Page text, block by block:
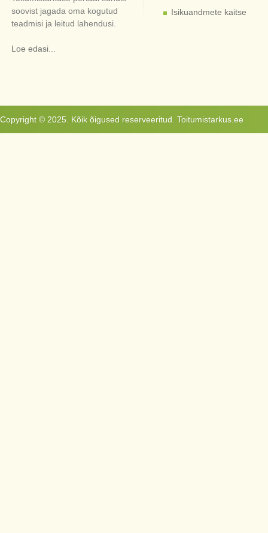
soovist jagada oma kogutud
teadmisi ja leitud lahendusi.
Loe edasi...
Isikuandmete kaitse
Copyright © 2025. Kõik õigused reserveeritud. Toitumistarkus.ee